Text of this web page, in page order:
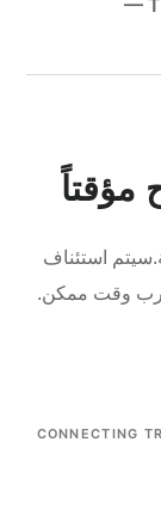
—
مؤقتاً
سيتم استئناف
أقرب وقت ممكن.
CONNECTING